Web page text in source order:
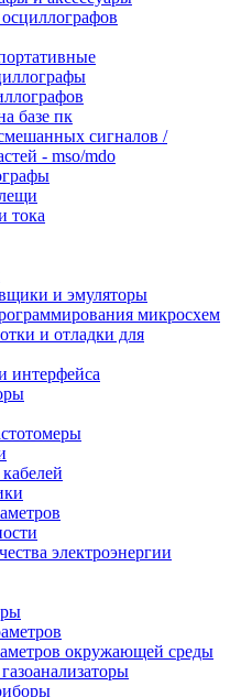
базе пк
сигналов /
- mso/mdo
тока
и эмуляторы
микросхем
и отладки для
интерфейса
электроэнергии
окружающей среды